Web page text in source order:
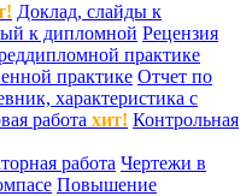
Доклад, слайды к
к дипломной Рецензия
практике
практике Отчет по
характеристика с
работа хит! Контрольная
работа Чертежи в
Повышение